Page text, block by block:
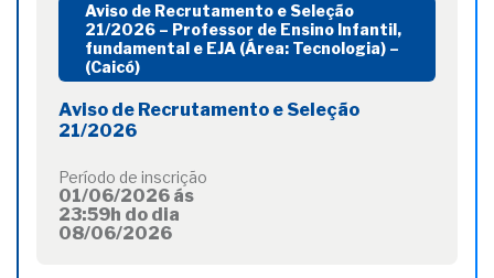
Aviso de Recrutamento e Seleção
21/2026 – Professor de Ensino Infantil,
fundamental e EJA (Área: Tecnologia) –
(Caicó)
Aviso de Recrutamento e Seleção
21/2026
Período de inscrição
01/06/2026 ás
23:59h do dia
08/06/2026